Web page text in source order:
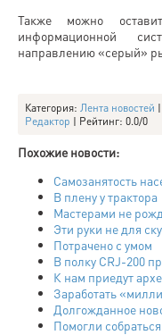
Также можно
информационной
направлению «серый»
Категория: Лента новостей |
Редактор | Рейтинг: 0.0/0
Похожие новости:
Самозанятость
В плену у трактора
Мастерами не
Эти руки не для
Потрачено с умом
В полку CRJ-200
К нам приедут
Заработать
Долгожданное
Помогли